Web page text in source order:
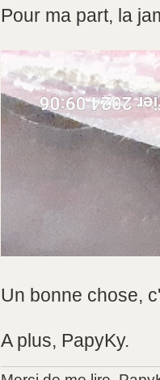
Pour ma part, la
Un bonne chose,
A plus, PapyKy.